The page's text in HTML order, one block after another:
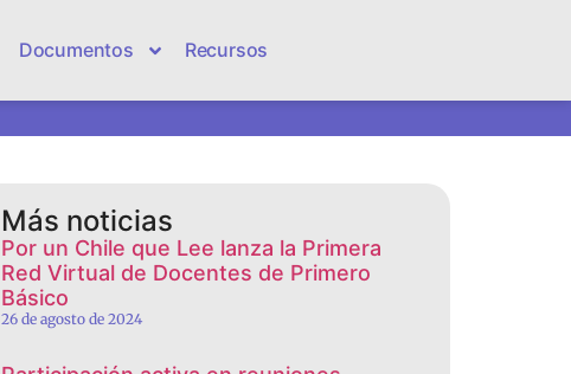
Documentos Recursos
Más noticias
Por un Chile que Lee lanza la Primera
Red Virtual de Docentes de Primero
Básico
26 de agosto de 2024